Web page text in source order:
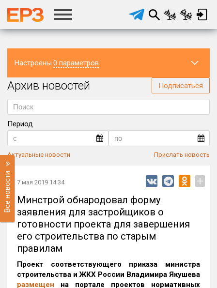
Настроены 0 параметров
Регион
Архив новостей Подписаться
Период
Актуальные новости Прислать новость
Все новости 7 мая 2019 14:34 +
Минстрой обнародовал форму
заявления для застройщиков о
готовности проекта для завершения
его строительства по старым
правилам
Проект соответствующего приказа министра
строительства и ЖКХ России Владимира Якушева
размещен на портале проектов нормативных